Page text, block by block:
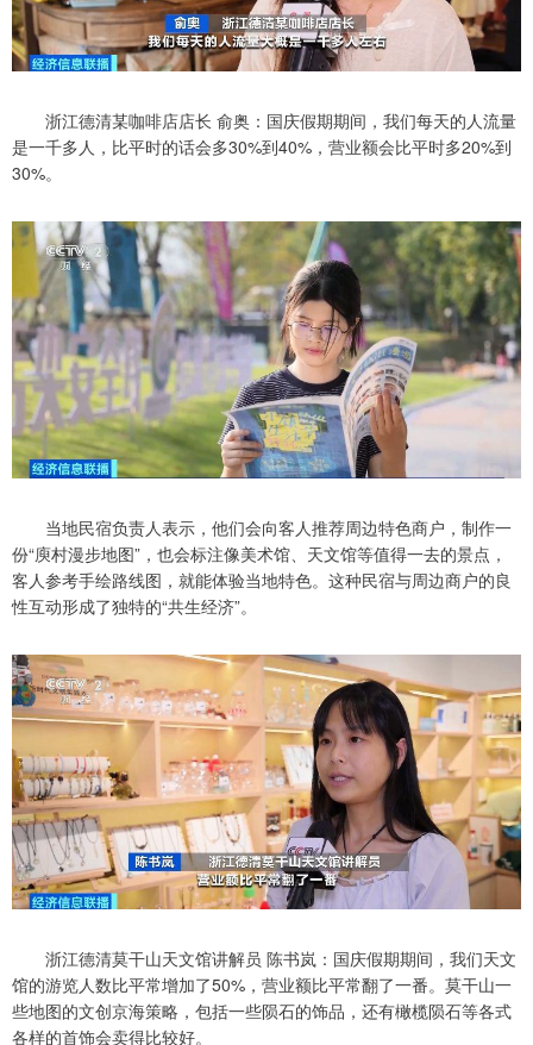
浙江德清某咖啡店店长 俞奥：国庆假期期间，我们每天的人流量
是一千多人，比平时的话会多30%到40%，营业额会比平时多20%到
30%。
当地民宿负责人表示，他们会向客人推荐周边特色商户，制作一
份“庾村漫步地图”，也会标注像美术馆、天文馆等值得一去的景点，
客人参考手绘路线图，就能体验当地特色。这种民宿与周边商户的良
性互动形成了独特的“共生经济”。
浙江德清莫干山天文馆讲解员 陈书岚：国庆假期期间，我们天文
馆的游览人数比平常增加了50%，营业额比平常翻了一番。莫干山一
些地图的文创京海策略，包括一些陨石的饰品，还有橄榄陨石等各式
各样的首饰会卖得比较好。